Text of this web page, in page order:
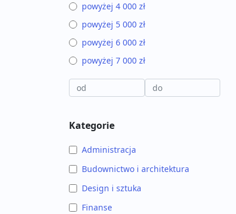
powyżej 4 000 zł
powyżej 5 000 zł
powyżej 6 000 zł
powyżej 7 000 zł
Kategorie
Administracja
Budownictwo i architektura
Design i sztuka
Finanse